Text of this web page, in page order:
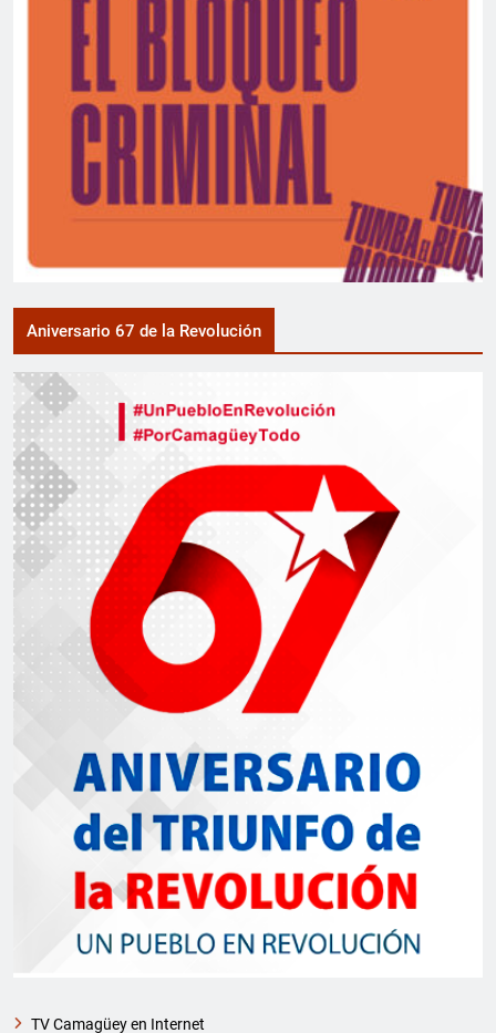
Aniversario 67 de la Revolución
TV Camagüey en Internet